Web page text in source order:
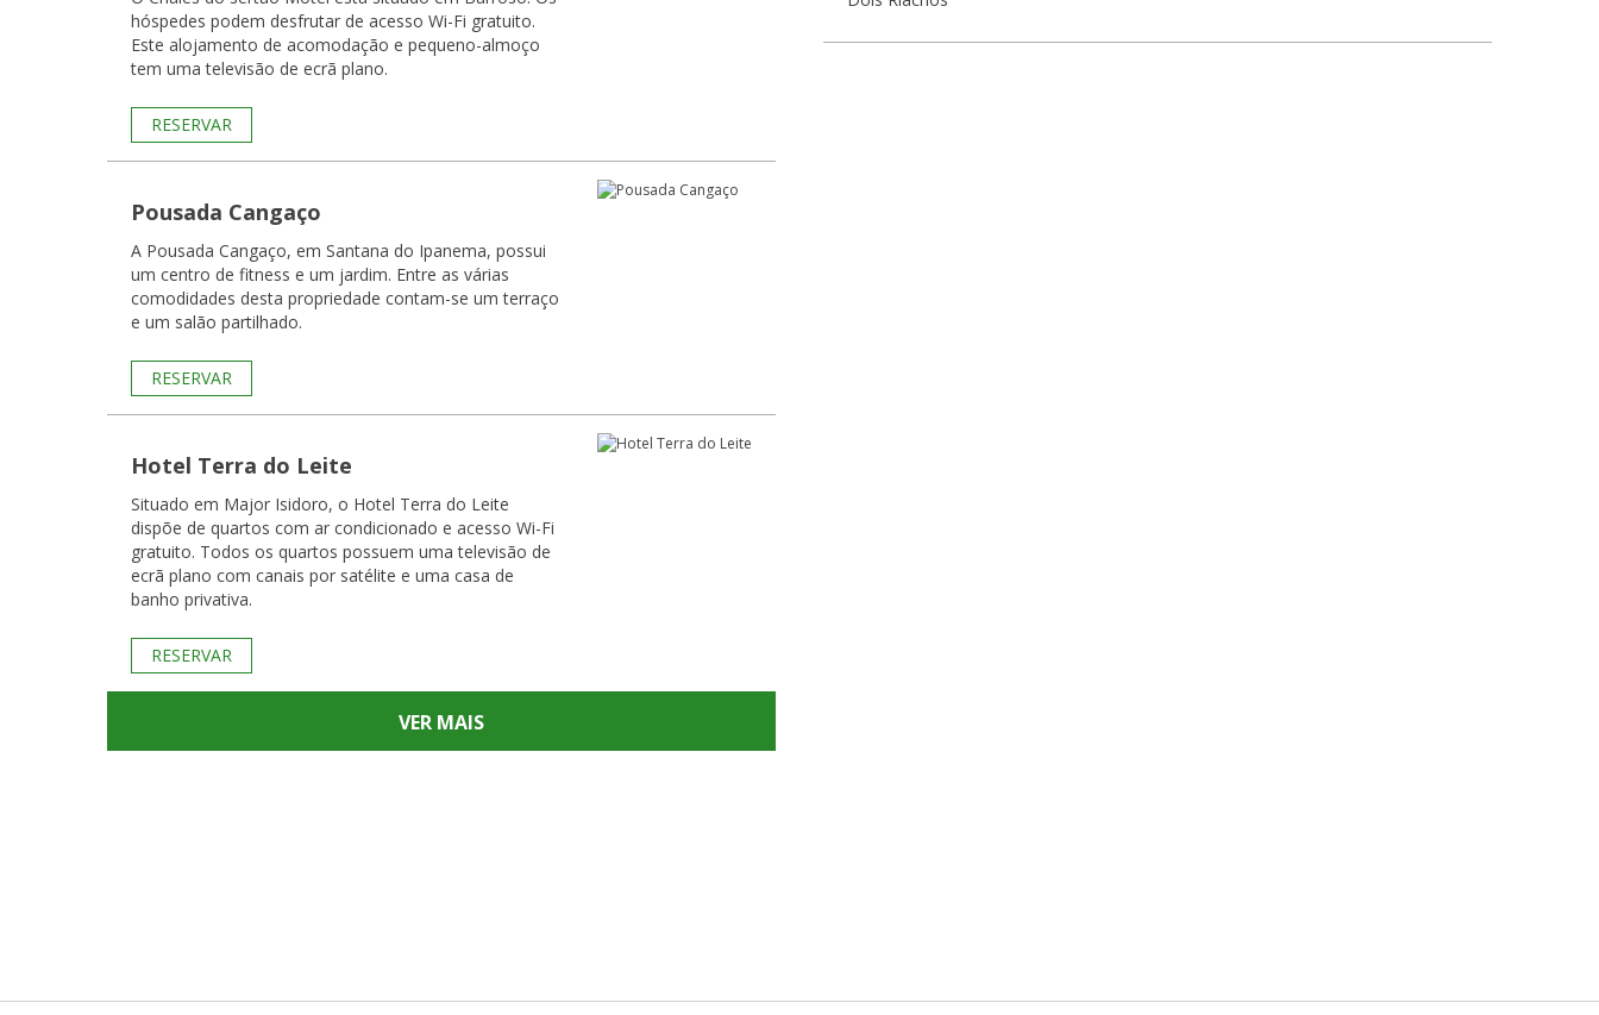
hóspedes podem desfrutar de acesso Wi-Fi gratuito.
Este alojamento de acomodação e pequeno-almoço
tem uma televisão de ecrã plano.
RESERVAR
Pousada Cangaço
A Pousada Cangaço, em Santana do Ipanema, possui
um centro de fitness e um jardim. Entre as várias
comodidades desta propriedade contam-se um terraço
e um salão partilhado.
RESERVAR
Hotel Terra do Leite
Situado em Major Isidoro, o Hotel Terra do Leite
dispõe de quartos com ar condicionado e acesso Wi-Fi
gratuito. Todos os quartos possuem uma televisão de
ecrã plano com canais por satélite e uma casa de
banho privativa.
RESERVAR
VER MAIS